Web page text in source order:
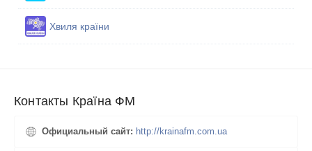
Хвиля країни
Контакты Країна ФМ
Официальный сайт: http://krainafm.com.ua